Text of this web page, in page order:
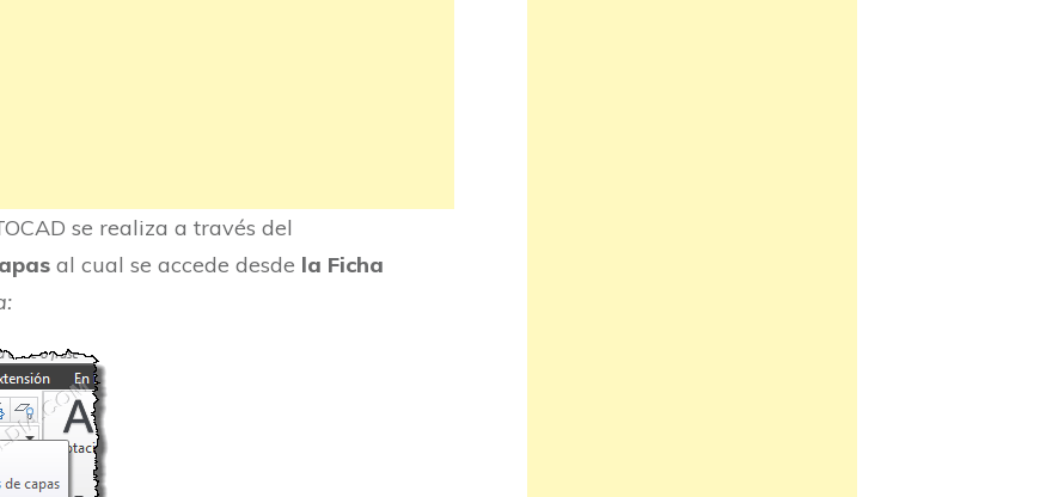
se realiza a través del
al cual se accede desde la Ficha